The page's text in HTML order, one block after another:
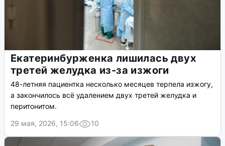
Екатеринбурженка лишилась двух
третей желудка из-за изжоги
48-летняя пациентка несколько месяцев терпела изжогу,
а закончилось всё удалением двух третей желудка и
перитонитом.
29 мая, 2026, 15:06
10